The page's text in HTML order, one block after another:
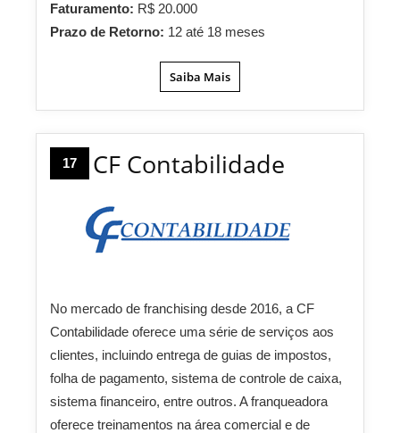
Faturamento: R$ 20.000
Prazo de Retorno: 12 até 18 meses
Saiba Mais
17 CF Contabilidade
No mercado de franchising desde 2016, a CF
Contabilidade oferece uma série de serviços aos
clientes, incluindo entrega de guias de impostos,
folha de pagamento, sistema de controle de caixa,
sistema financeiro, entre outros. A franqueadora
oferece treinamentos na área comercial e de